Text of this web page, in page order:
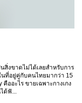
สิ่งขาดไม่ได้เลยสำหรับการ
นที่อยู่คู่กับคนไทยมากว่า 15
ออะไร ขายเฉพาะกางเกง
ด้ฟั...